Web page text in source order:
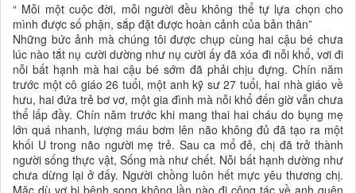
“ Mỗi một cuộc đời, mỗi người đều không thể tự lựa chọn cho
mình được số phận, sắp đặt được hoàn cảnh của bản thân”
Những bức ảnh mà chúng tôi được chụp cùng hai cậu bé chưa
lúc nào tắt nụ cười dường như nụ cười ấy đã xóa đi nỗi khổ, vơi đi
nỗi bất hạnh mà hai cậu bé sớm đã phải chịu đựng. Chín năm
trước một cô giáo 26 tuổi, một anh kỹ sư 27 tuổi, hai nhà giáo về
hưu, hai đứa trẻ bơ vơ, một gia đình mà nỗi khổ đến giờ vẫn chưa
thể lấp đầy. Chín năm trước khi mang thai hai cháu do bụng mẹ
lớn quá nhanh, lượng máu bơm lên não không đủ đã tạo ra một
khối U trong não người mẹ trẻ. Sau ca mổ đẻ, chị đã trở thành
người sống thực vật, Sống mà như chết. Nỗi bất hạnh dường như
chưa dừng lại ở đấy. Người chồng luôn hết mực yêu thương chị.
Mặc dù vợ bị bệnh song không lần nào đi công tác về anh quên